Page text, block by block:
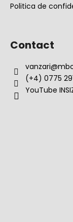
Politica de
Contact
vanzari@
(+4) 0775
YouTube